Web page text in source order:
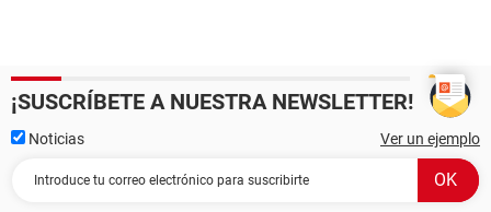
¡SUSCRÍBETE A NUESTRA NEWSLETTER!
Noticias Ver un ejemplo